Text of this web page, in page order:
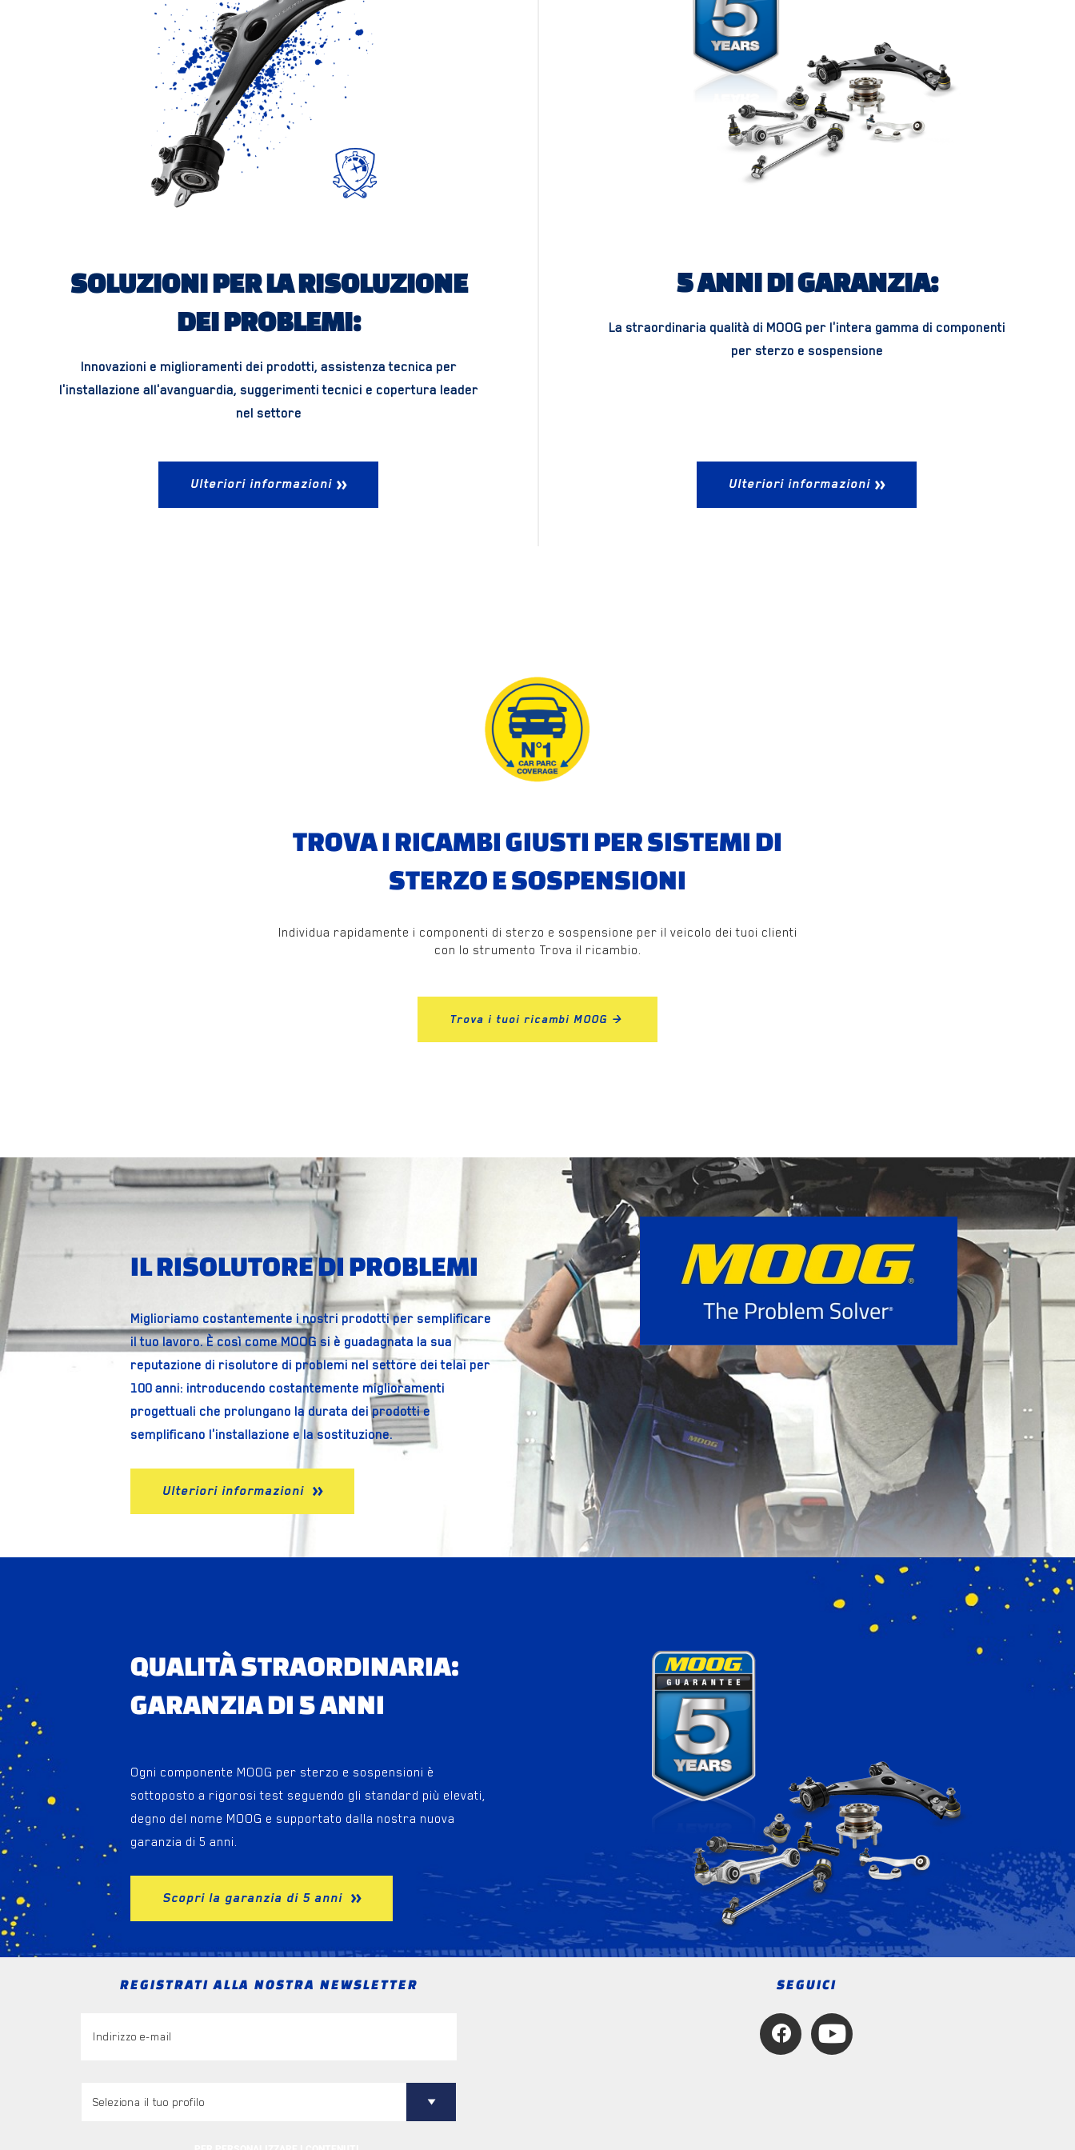
SOLUZIONI PER LA RISOLUZIONE
DEI PROBLEMI:
Innovazioni e miglioramenti dei prodotti, assistenza tecnica per
l'installazione all'avanguardia, suggerimenti tecnici e copertura leader
nel settore
Ulteriori informazioni
5 ANNI DI GARANZIA:
La straordinaria qualità di MOOG per l'intera gamma di componenti
per sterzo e sospensione
Ulteriori informazioni
TROVA I RICAMBI GIUSTI PER SISTEMI DI
STERZO E SOSPENSIONI
Individua rapidamente i componenti di sterzo e sospensione per il veicolo dei tuoi clienti
con lo strumento Trova il ricambio.
Trova i tuoi ricambi MOOG >
IL RISOLUTORE DI PROBLEMI
Miglioriamo costantemente i nostri prodotti per semplificare
il tuo lavoro. È così come MOOG si è guadagnata la sua
reputazione di risolutore di problemi nel settore dei telai per
100 anni: introducendo costantemente miglioramenti
progettuali che prolungano la durata dei prodotti e
semplificano l'installazione e la sostituzione.
Ulteriori informazioni
QUALITÀ STRAORDINARIA:
GARANZIA DI 5 ANNI
Ogni componente MOOG per sterzo e sospensioni è
sottoposto a rigorosi test seguendo gli standard più elevati,
degno del nome MOOG e supportato dalla nostra nuova
garanzia di 5 anni.
Scopri la garanzia di 5 anni
REGISTRATI ALLA NOSTRA NEWSLETTER SEGUICI